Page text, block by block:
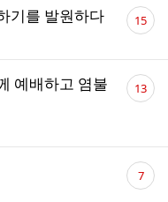
기를 발원하다
댓
글15
예배하고 염불
댓
글13
댓
글 7